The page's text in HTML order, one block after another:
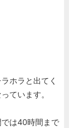
ホラと出てく
ています。
は40時間まで